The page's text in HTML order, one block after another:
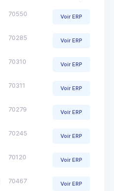
70550 Voir ERP
70285 Voir ERP
70310 Voir ERP
70311 Voir ERP
70279 Voir ERP
70245 Voir ERP
70120 Voir ERP
70467 Voir ERP